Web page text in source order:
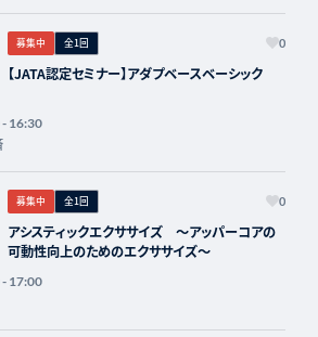
募集中 全1回 0
【JATA認定セミナー】アダプベースベーシック
16:30
募集中 全1回 0
アシスティックエクササイズ 〜アッパーコアの
可動性向上のためのエクササイズ〜
17:00